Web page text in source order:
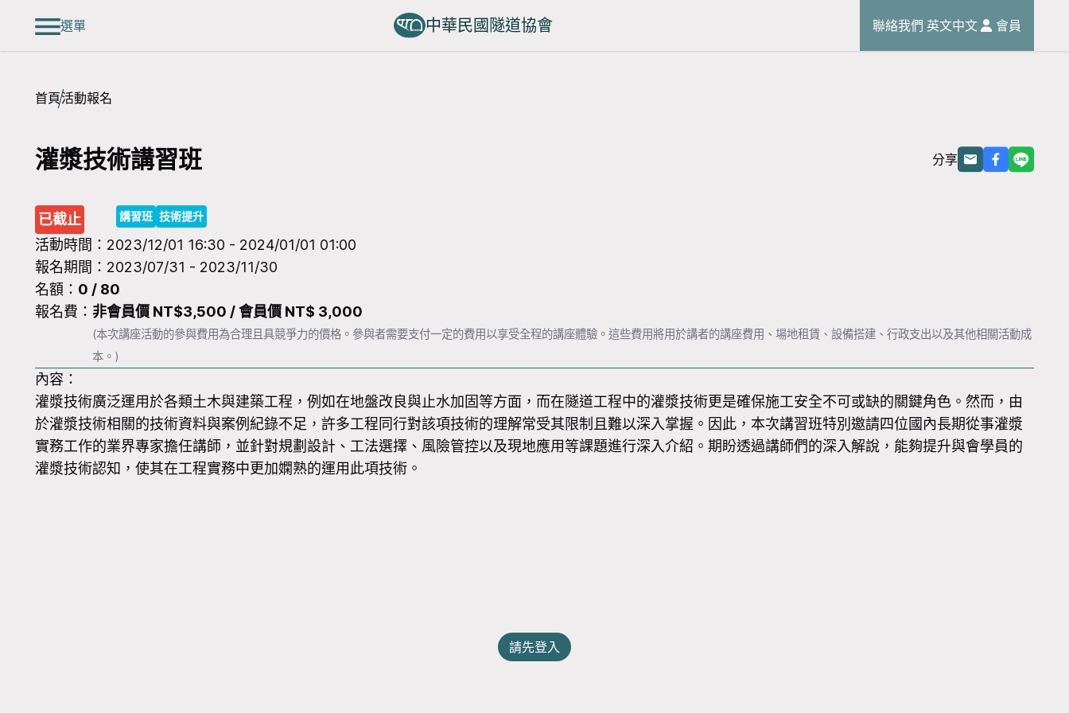
選單 中華民國隧道協會 聯絡我們 英文中文 會員
首頁活動報名
灌漿技術講習班 分享
已截止 講習班 技術提升
活動時間： 2023/12/01 16:30 - 2024/01/01 01:00
報名期間： 2023/07/31 - 2023/11/30
名額： 0 / 80
報名費： 非會員價 NT$3,500 / 會員價 NT$ 3,000
(本次講座活動的參與費用為合理且具競爭力的價格。參與者需要支付一定的費用以享受全程的講座體驗。這些費用將用於講者的講座費用、場地租賃、設備搭建、行政支出以及其他相關活動成
本。)
內容：
灌漿技術廣泛運用於各類土木與建築工程，例如在地盤改良與止水加固等方面，而在隧道工程中的灌漿技術更是確保施工安全不可或缺的關鍵角色。然而，由
於灌漿技術相關的技術資料與案例紀錄不足，許多工程同行對該項技術的理解常受其限制且難以深入掌握。因此，本次講習班特別邀請四位國內長期從事灌漿
實務工作的業界專家擔任講師，並針對規劃設計、工法選擇、風險管控以及現地應用等課題進行深入介紹。期盼透過講師們的深入解說，能夠提升與會學員的
灌漿技術認知，使其在工程實務中更加嫻熟的運用此項技術。
請先登入